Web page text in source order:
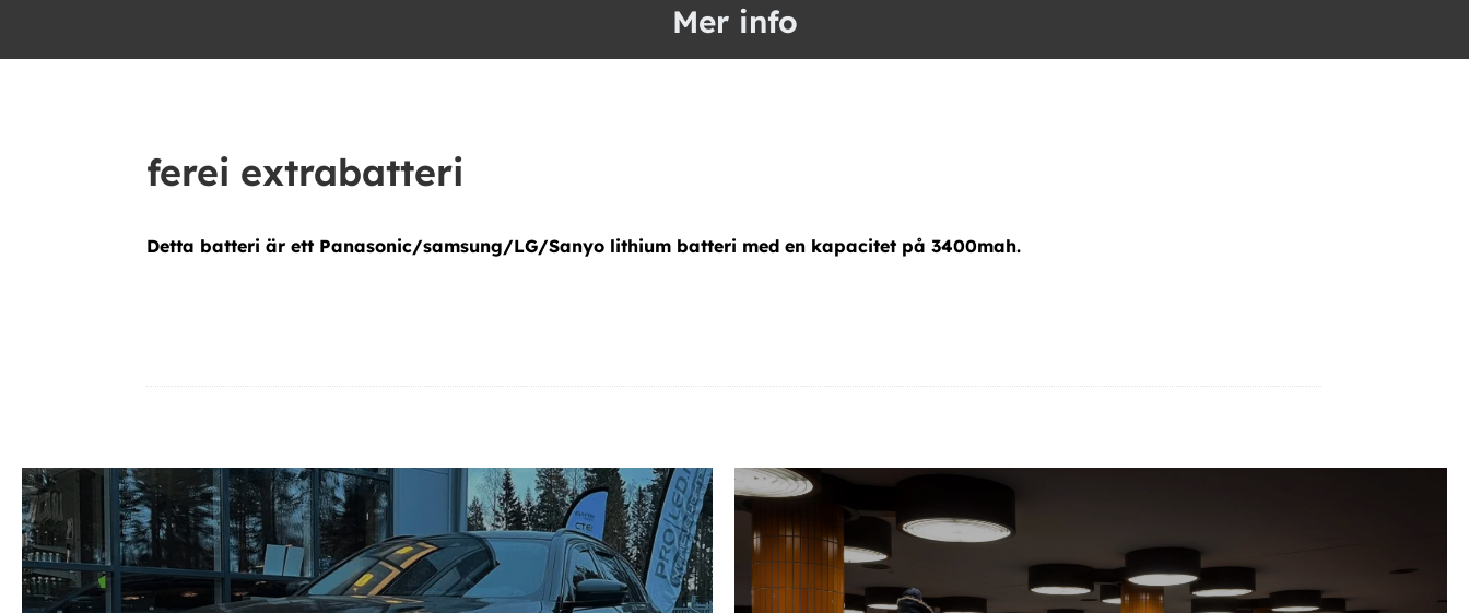
Mer info
ferei extrabatteri
Detta batteri är ett Panasonic/samsung/LG/Sanyo lithium batteri med en kapacitet på 3400mah.